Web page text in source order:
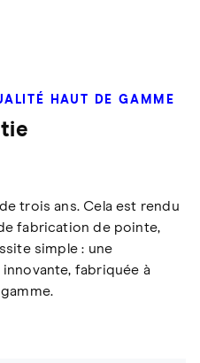
HAUT DE GAMME
trois ans. Cela est rendu
fabrication de pointe,
simple : une
fabriquée à